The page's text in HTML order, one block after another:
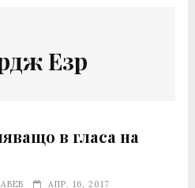
Езр
в гласа на
АПР. 16, 2017